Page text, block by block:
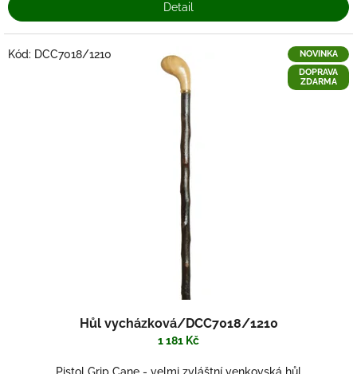
Detail
NOVINKA
DOPRAVA
ZDARMA
Hůl vycházková/DCC7018/1210
1 181 Kč
Kód: DCC7018/1210